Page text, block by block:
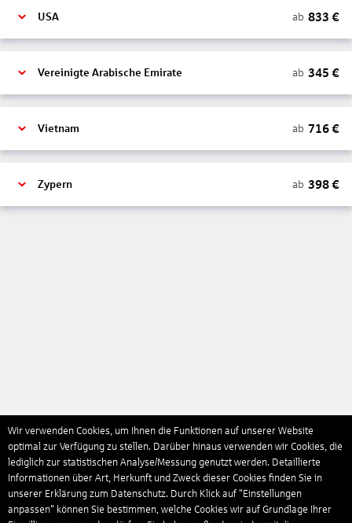
USA ab 833 €
Vereinigte Arabische Emirate ab 345 €
Vietnam ab 716€
Zypern ab 398€
Wir verwenden Cookies, um Ihnen die Funktionen auf unserer Website
optimal zur Verfügung zu stellen. Darüber hinaus verwenden wir Cookies, die
lediglich zur statistischen Analyse/Messung genutzt werden. Detaillierte
Informationen über Art, Herkunft und Zweck dieser Cookies finden Sie in
unserer Erklärung zum Datenschutz. Durch Klick auf "Einstellungen
anpassen" können Sie bestimmen, welche Cookies wir auf Grundlage Ihrer